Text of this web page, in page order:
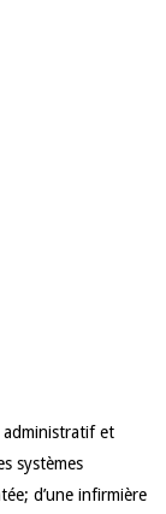
administratif et
systèmes
d’une infirmière